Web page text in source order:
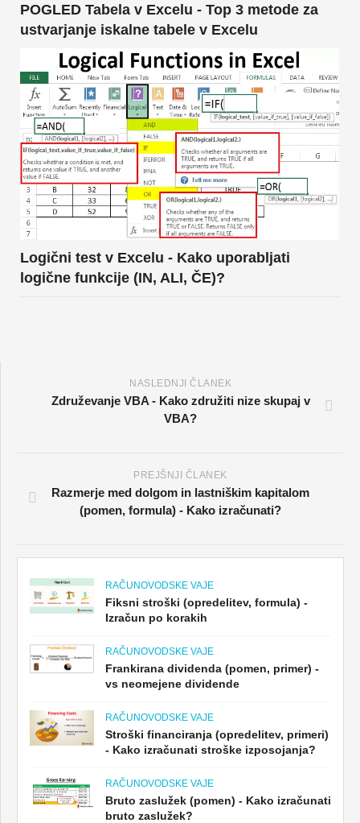
POGLED Tabela v Excelu - Top 3 metode za
ustvarjanje iskalne tabele v Excelu
Logični test v Excelu - Kako uporabljati
logične funkcije (IN, ALI, ČE)?
NASLEDNJI ČLANEK
Združevanje VBA - Kako združiti nize skupaj v
VBA?
PREJŠNJI ČLANEK
Razmerje med dolgom in lastniškim kapitalom
(pomen, formula) - Kako izračunati?
RAČUNOVODSKE VAJE
Fiksni stroški (opredelitev, formula) -
Izračun po korakih
RAČUNOVODSKE VAJE
Frankirana dividenda (pomen, primer) -
vs neomejene dividende
RAČUNOVODSKE VAJE
Stroški financiranja (opredelitev, primeri)
- Kako izračunati stroške izposojanja?
RAČUNOVODSKE VAJE
Bruto zaslužek (pomen) - Kako izračunati
bruto zaslužek?